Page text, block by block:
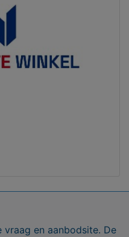
vraag en aanbodsite. De